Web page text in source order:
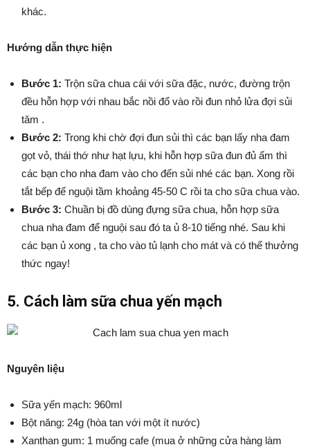
khác.
Hướng dẫn thực hiện
Bước 1: Trộn sữa chua cái với sữa đặc, nước, đường trộn
đều hỗn hợp với nhau bắc nồi đổ vào rồi đun nhỏ lửa đợi sủi
tăm .
Bước 2: Trong khi chờ đợi đun sủi thì các bạn lấy nha đam
gọt vỏ, thái thớ như hạt lựu, khi hỗn hợp sữa đun đủ ấm thì
các bạn cho nha đam vào cho đến sủi nhé các bạn. Xong rồi
tắt bếp để nguội tầm khoảng 45-50 C rồi ta cho sữa chua vào.
Bước 3: Chuần bị đồ dùng đựng sữa chua, hỗn hợp sữa
chua nha đam để nguội sau đó ta ủ 8-10 tiếng nhé. Sau khi
các bạn ủ xong , ta cho vào tủ lạnh cho mát và có thể thưởng
thức ngay!
5. Cách làm sữa chua yến mạch
Nguyên liệu
Sữa yến mạch: 960ml
Bột năng: 24g (hòa tan với một ít nước)
Xanthan gum: 1 muống cafe (mua ở những cửa hàng làm